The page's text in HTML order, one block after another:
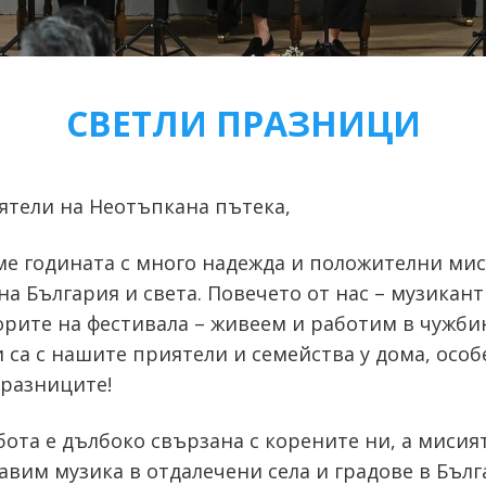
СВЕТЛИ ПРАЗНИЦИ
на Неотъпкана пътека,
годината с много надежда и положителни
България и света. Повечето от нас –
на фестивала – живеем и работим в
са с нашите приятели и семейства у дома,
е дълбоко свързана с корените ни, а
музика в отдалечени села и градове в